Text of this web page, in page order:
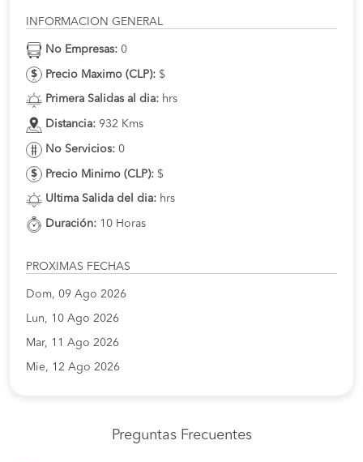
INFORMACION GENERAL
No Empresas: 0
Precio Maximo (CLP): $
Primera Salidas al dia: hrs
Distancia: 932 Kms
No Servicios: 0
Precio Minimo (CLP): $
Ultima Salida del dia: hrs
Duración: 10 Horas
PROXIMAS FECHAS
Dom, 09 Ago 2026
Lun, 10 Ago 2026
Mar, 11 Ago 2026
Mie, 12 Ago 2026
Preguntas Frecuentes